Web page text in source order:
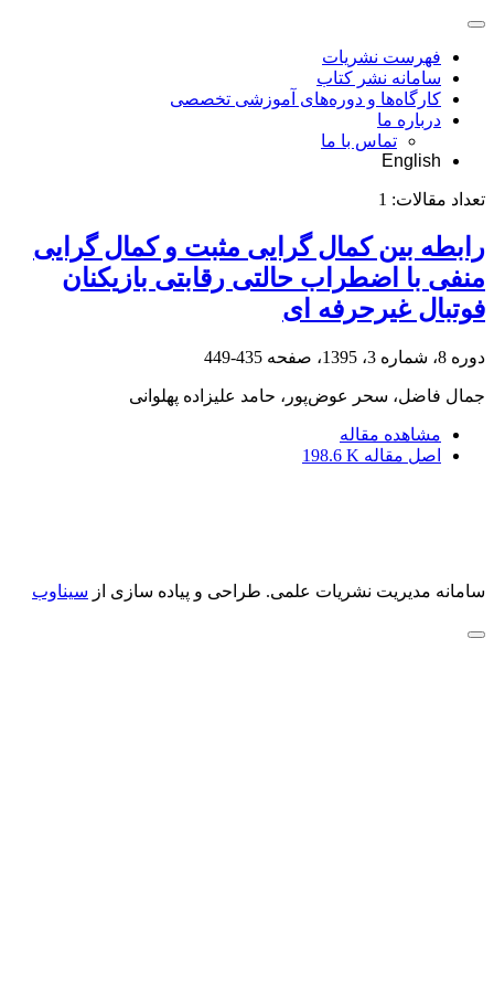
فهرست نشریات
سامانه نشر کتاب
کارگاه‌ها و دوره‌های آموزشی تخصصی
درباره ما
تماس با ما
English
تعداد مقالات: 1
رابطه بین کمال گرایی مثبت و کمال گرایی
منفی با اضطراب حالتی رقابتی بازیکنان
فوتبال غیرحرفه ای
دوره 8، شماره 3، 1395، صفحه 435-449
جمال فاضل، سحر عوض‌پور، حامد علیزاده پهلوانی
مشاهده مقاله
اصل مقاله 198.6 K
سامانه مدیریت نشریات علمی. طراحی و پیاده سازی از سیناوب